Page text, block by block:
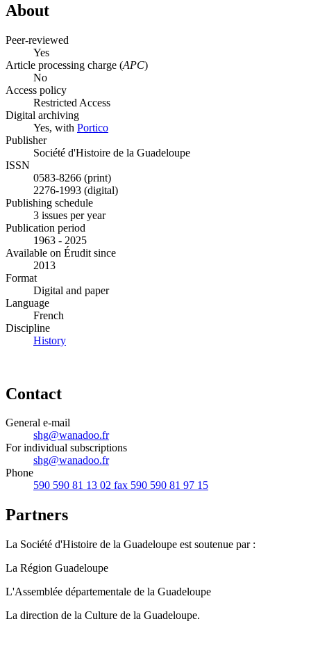
About
Peer-reviewed
Yes
Article processing charge (APC)
No
Access policy
Restricted Access
Digital archiving
Yes, with Portico
Publisher
Société d'Histoire de la Guadeloupe
ISSN
0583-8266 (print)
2276-1993 (digital)
Publishing schedule
3 issues per year
Publication period
1963 - 2025
Available on Érudit since
2013
Format
Digital and paper
Language
French
Discipline
History
Contact
General e-mail
shg@wanadoo.fr
For individual subscriptions
shg@wanadoo.fr
Phone
590 590 81 13 02 fax 590 590 81 97 15
Partners
La Société d'Histoire de la Guadeloupe est soutenue par :
La Région Guadeloupe
L'Assemblée départementale de la Guadeloupe
La direction de la Culture de la Guadeloupe.